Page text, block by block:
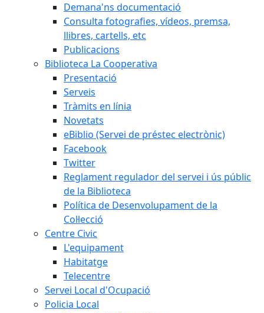
Demana'ns documentació
Consulta fotografies, vídeos, premsa,
llibres, cartells, etc
Publicacions
Biblioteca La Cooperativa
Presentació
Serveis
Tràmits en línia
Novetats
eBiblio (Servei de préstec electrònic)
Facebook
Twitter
Reglament regulador del servei i ús públic
de la Biblioteca
Política de Desenvolupament de la
Col·lecció
Centre Civic
L'equipament
Habitatge
Telecentre
Servei Local d'Ocupació
Policia Local